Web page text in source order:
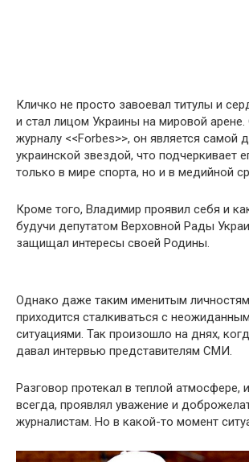
Кличко не просто завоевал титулы и
и стал лицом Украины на мировой арене.
журналу <<Forbes>>, он является самой
украинской звездой, что подчеркивает
только в мире спорта, но и в медийной
Кроме того, Владимир проявил себя и
будучи депутатом Верховной Рады
защищал интересы своей Родины.
Однако даже таким именитым
приходится сталкиваться с
ситуациями. Так произошло на днях,
давал интервью представителям СМИ.
Разговор протекал в теплой атмосфере,
всегда, проявлял уважение и
журналистам. Но в какой-то момент